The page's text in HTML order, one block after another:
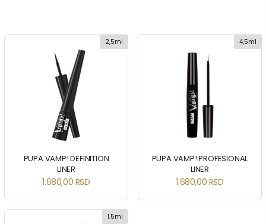
2,5ml
PUPA VAMP! DEFINITION
LINER
1.680,00 RSD
4,5ml
PUPA VAMP! PROFESIONAL
LINER
1.680,00 RSD
1.5ml